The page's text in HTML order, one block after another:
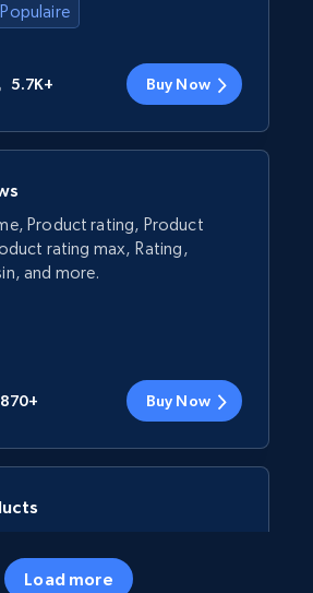
Populaire
5.7K+ Buy Now
Product rating, Product
rating max, Rating,
and more.
870+ Buy Now
urls, Top reviews, and
Load more